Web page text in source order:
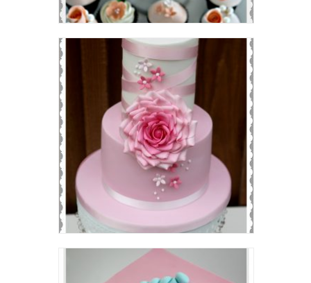
Wedding cake and Cupcakes